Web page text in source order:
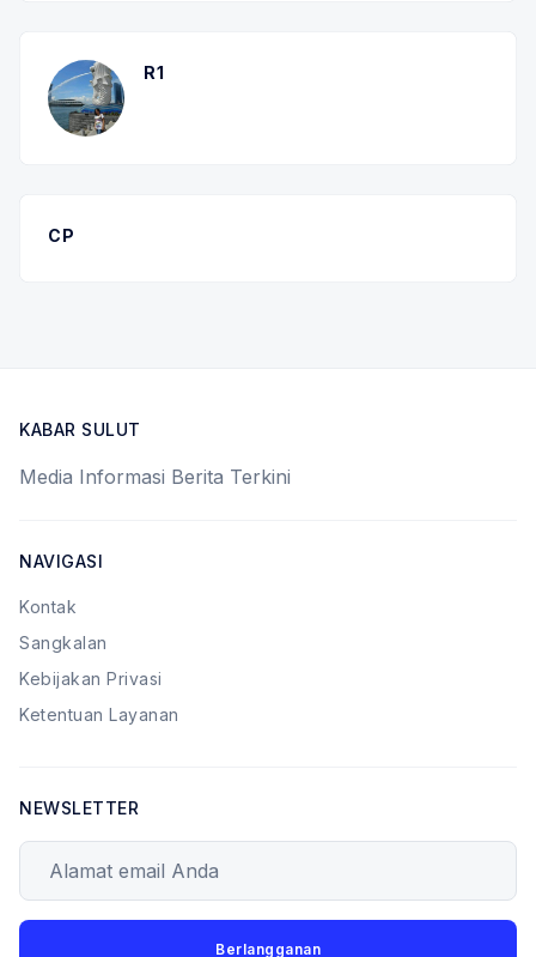
R1
CP
KABAR SULUT
Media Informasi Berita Terkini
NAVIGASI
Kontak
Sangkalan
Kebijakan Privasi
Ketentuan Layanan
NEWSLETTER
Alamat email Anda
Berlangganan